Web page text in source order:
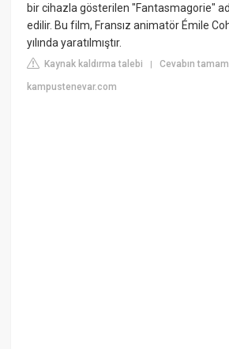
bir cihazla gösterilen "Fantasmagorie"
edilir. Bu film, Fransız animatör Émile
yılında yaratılmıştır.
Kaynak kaldırma talebi |Cevabın
kampustenevar.com